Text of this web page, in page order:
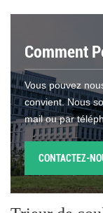
Comment
Vous pouvez
convient. Nous
mail ou par
CONTACTEZ-